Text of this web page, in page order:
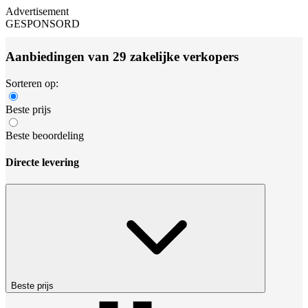
Advertisement
GESPONSORD
Aanbiedingen van 29 zakelijke verkopers
Sorteren op:
Beste prijs
Beste beoordeling
Directe levering
Beste prijs